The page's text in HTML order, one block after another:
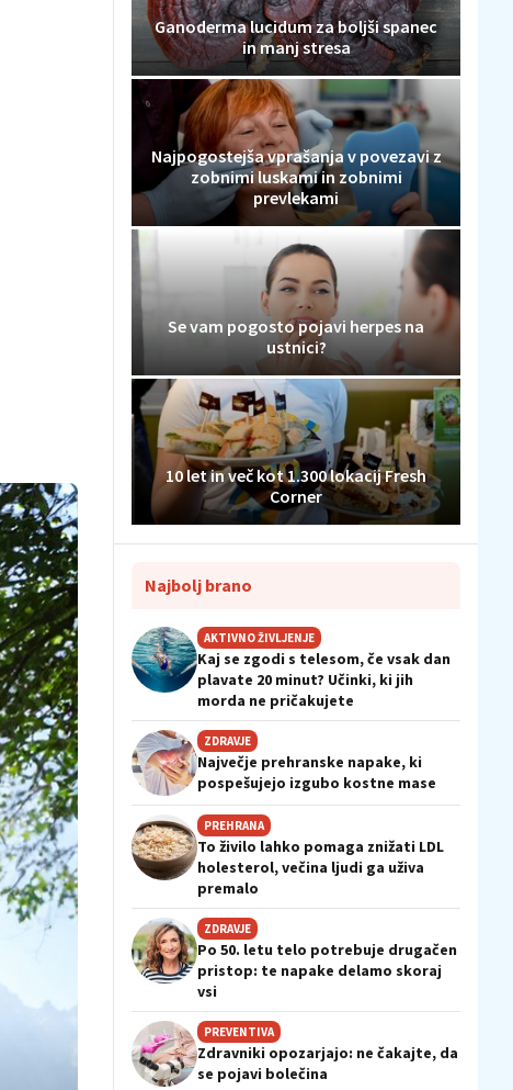
Ganoderma lucidum za boljši spanec
in manj stresa
Najpogostejša vprašanja v povezavi z
zobnimi luskami in zobnimi
prevlekami
Se vam pogosto pojavi herpes na
ustnici?
10 let in več kot 1.300 lokacij Fresh
Corner
Najbolj brano
AKTIVNO ŽIVLJENJE
Kaj se zgodi s telesom, če vsak dan
plavate 20 minut? Učinki, ki jih
morda ne pričakujete
ZDRAVJE
Največje prehranske napake, ki
pospešujejo izgubo kostne mase
PREHRANA
To živilo lahko pomaga znižati LDL
holesterol, večina ljudi ga uživa
premalo
ZDRAVJE
Po 50. letu telo potrebuje drugačen
pristop: te napake delamo skoraj
vsi
PREVENTIVA
Zdravniki opozarjajo: ne čakajte, da
se pojavi bolečina